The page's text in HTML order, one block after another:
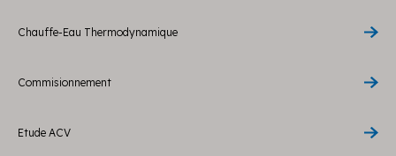
Chauffe-Eau Thermodynamique
Commisionnement
Etude ACV